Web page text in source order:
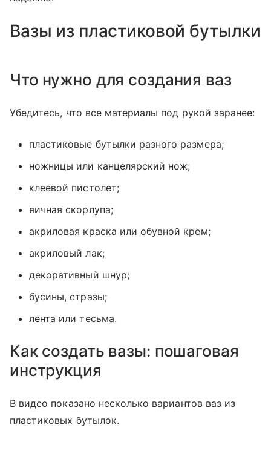
Вазы из пластиковой бутылки
Что нужно для создания ваз
Убедитесь, что все материалы под рукой заранее:
пластиковые бутылки разного размера;
ножницы или канцелярский нож;
клеевой пистолет;
яичная скорлупа;
акриловая краска или обувной крем;
акриловый лак;
декоративный шнур;
бусины, стразы;
лента или тесьма.
Как создать вазы: пошаговая
инструкция
В видео показано несколько вариантов ваз из
пластиковых бутылок.